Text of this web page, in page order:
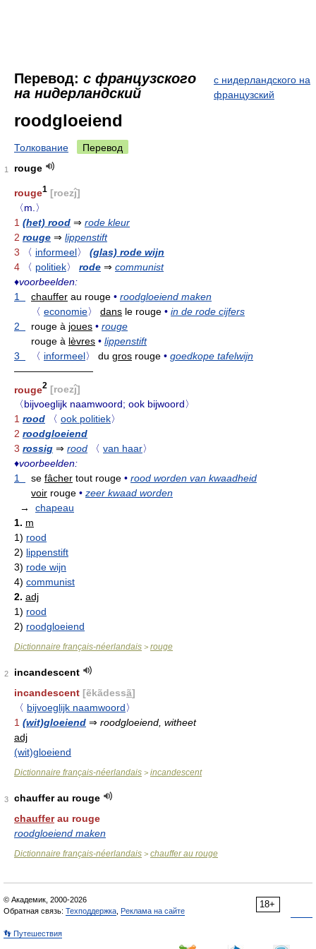
Перевод: с французского
на нидерландский
с нидерландского на
французский
roodgloeiend
Толкование Перевод
1 rouge
rouge1 [roezĵ]
〈m.〉
1 (het) rood ⇒ rode kleur
2 rouge ⇒ lippenstift
3
〈 informeel〉
(glas) rode wijn
4
〈 politiek〉 rode ⇒ communist
♦voorbeelden:
1
chauffer au rouge • roodgloeiend maken
〈 economie〉 dans le rouge • in de rode cijfers
2
rouge à joues • rouge
rouge à lèvres • lippenstift
3
〈 informeel〉 du gros rouge • goedkope tafelwijn
————————
rouge2 [roezĵ]
〈bijvoeglijk naamwoord; ook bijwoord〉
1 rood 〈 ook politiek〉
2 roodgloeiend
3 rossig ⇒ rood 〈 van haar〉
♦voorbeelden:
1
se fâcher tout rouge • rood worden van kwaadheid
voir rouge • zeer kwaad worden
→ chapeau
1. m
1) rood
2) lippenstift
3) rode wijn
4) communist
2. adj
1) rood
2) roodgloeiend
Dictionnaire français-néerlandais > rouge
2
incandescent
incandescent [ẽkãdessã]
〈 bijvoeglijk naamwoord〉
1 (wit)gloeiend ⇒ roodgloeiend, witheet
adj
(wit)gloeiend
Dictionnaire français-néerlandais > incandescent
3
chauffer au rouge
chaufferau rouge
roodgloeiend maken
Dictionnaire français-néerlandais > chauffer au rouge
18+
© Академик, 2000-2026
Обратная связь: Техподдержка Реклама на сайте
👣 Путешествия